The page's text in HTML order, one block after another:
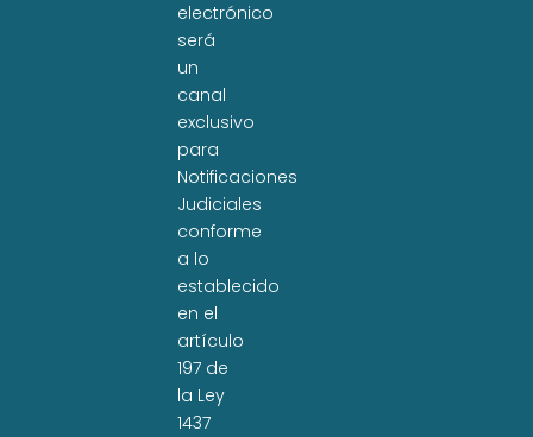
electrónico
será
un
canal
exclusivo
para
Notificaciones
Judiciales
conforme
a lo
establecido
en el
artículo
197 de
la Ley
1437